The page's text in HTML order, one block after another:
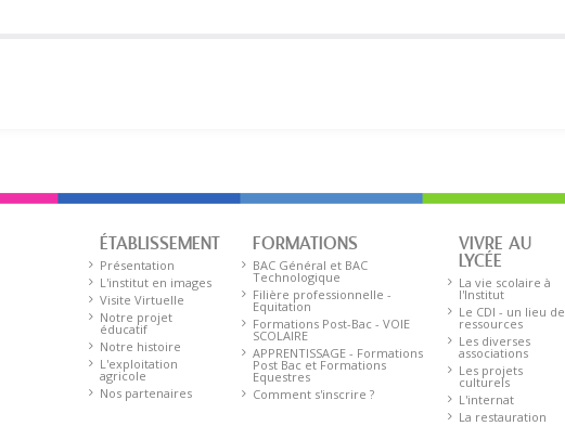
ÉTABLISSEMENT
Présentation
L'institut en images
Visite Virtuelle
Notre projet
éducatif
Notre histoire
L'exploitation
agricole
Nos partenaires
FORMATIONS
BAC Général et BAC
Technologique
Filière professionnelle -
Equitation
Formations Post-Bac - VOIE
SCOLAIRE
APPRENTISSAGE - Formations
Post Bac et Formations
Equestres
Comment s'inscrire ?
VIVRE AU
LYCÉE
La vie scolaire à
l'Institut
Le CDI - un lieu de
ressources
Les diverses
associations
Les projets
culturels
L'internat
La restauration